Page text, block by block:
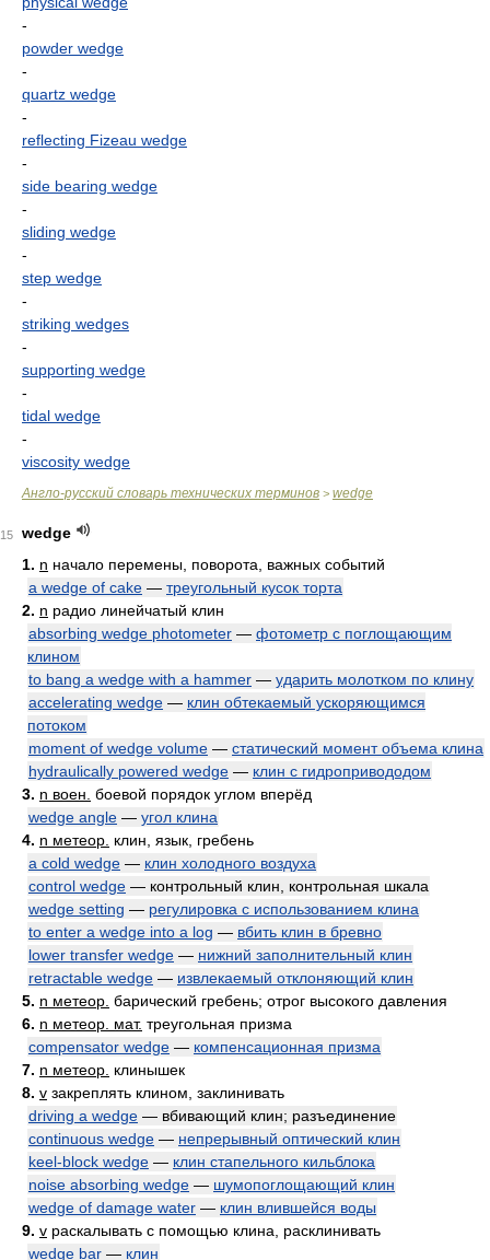
-
powder wedge
-
quartz wedge
-
reflecting Fizeau wedge
-
side bearing wedge
-
sliding wedge
-
step wedge
-
striking wedges
-
supporting wedge
-
tidal wedge
-
viscosity wedge
Англо-русский словарь технических терминов > wedge
15
wedge
1. n начало перемены, поворота, важных событий
a wedge of cake — треугольный кусок торта
2. n радио линейчатый клин
absorbing wedge photometer — фотометр с поглощающим
клином
to bang a wedge with a hammer — ударить молотком по клину
accelerating wedge — клин обтекаемый ускоряющимся
потоком
moment of wedge volume — статический момент объема клина
hydraulically powered wedge — клин с гидропривододом
3. n воен. боевой порядок углом вперёд
wedge angle — угол клина
4. n метеор. клин, язык, гребень
a cold wedge — клин холодного воздуха
control wedge — контрольный клин, контрольная шкала
wedge setting — регулировка с использованием клина
to enter a wedge into a log — вбить клин в бревно
lower transfer wedge — нижний заполнительный клин
retractable wedge — извлекаемый отклоняющий клин
5. n метеор. барический гребень; отрог высокого давления
6. n метеор. мат. треугольная призма
compensator wedge — компенсационная призма
7. n метеор. клинышек
8. v закреплять клином, заклинивать
driving a wedge — вбивающий клин; разъединение
continuous wedge — непрерывный оптический клин
keel-block wedge — клин стапельного кильблока
noise absorbing wedge — шумопоглощающий клин
wedge of damage water — клин влившейся воды
9. v раскалывать с помощью клина, расклинивать
wedge bar — клин